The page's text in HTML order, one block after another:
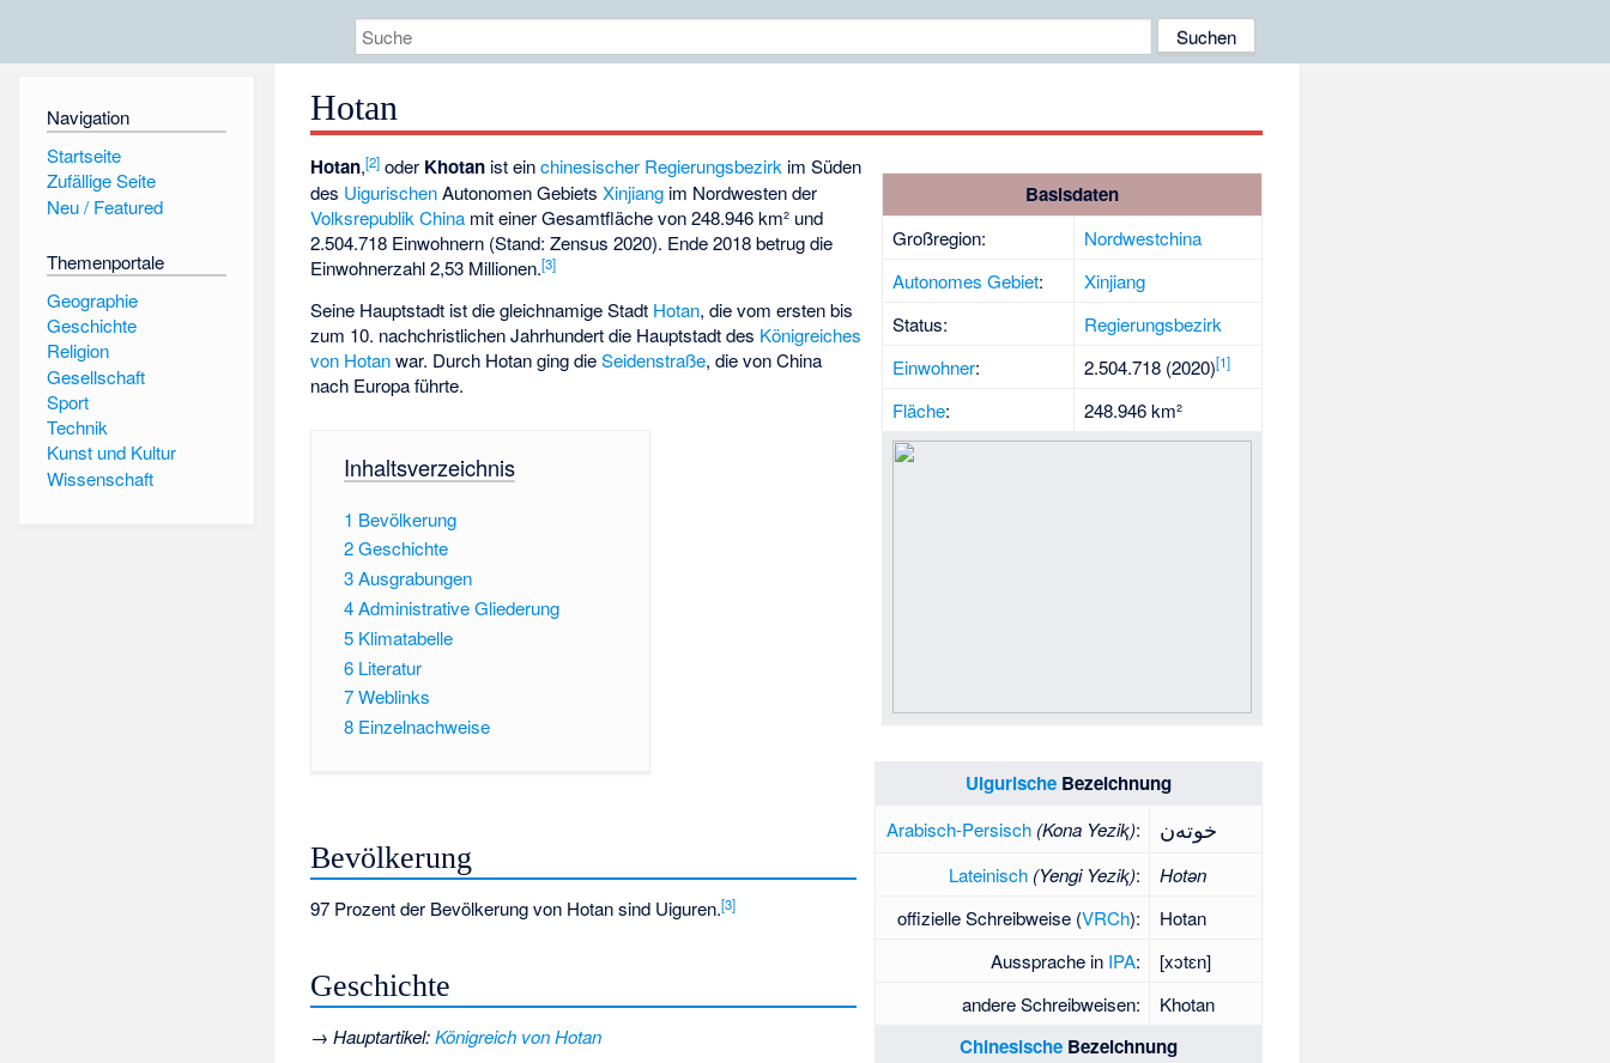
Navigation
Startseite
Zufällige Seite
Neu / Featured
Themenportale
Geographie
Geschichte
Religion
Gesellschaft
Sport
Technik
Kunst und Kultur
Wissenschaft
Hotan
Basisdaten
Großregion:
Nordwestchina
Autonomes Gebiet:
Xinjiang
Status:
Regierungsbezirk
Einwohner: 2.504.718 (2020)[1]
Fläche: 248.946 km²
Uigurische Bezeichnung
Arabisch-Persisch (Kona Yeziⱪ): خوتەن
Lateinisch (Yengi Yeziⱪ):
Hotǝn
offizielle Schreibweise (VRCh):
Hotan
Aussprache in IPA: [xɔtɛn]
andere Schreibweisen:
Khotan
Chinesische Bezeichnung
Hotan,[2] oder Khotan ist einchinesischer Regierungsbezirk im Süden
des UigurischenAutonomen GebietsXinjiang im Nordwesten der
Volksrepublik China mit einer Gesamtfläche von 248.946 km² und
2.504.718 Einwohnern (Stand: Zensus 2020). Ende 2018 betrug die
Einwohnerzahl 2,53 Millionen.[3]
Seine Hauptstadt ist die gleichnamige Stadt Hotan, die vom ersten bis
zum 10. nachchristlichen Jahrhundert die Hauptstadt des Königreiches
von Hotanwar. Durch Hotan ging dieSeidenstraße, die von China
nach Europa führte.
Inhaltsverzeichnis
1 Bevölkerung
2Geschichte
3Ausgrabungen
4Administrative Gliederung
5 Klimatabelle
6 Literatur
7Weblinks
8 Einzelnachweise
Bevölkerung
97 Prozent der Bevölkerung von Hotan sind Uiguren.[3]
Geschichte
→Hauptartikel:Königreich von Hotan